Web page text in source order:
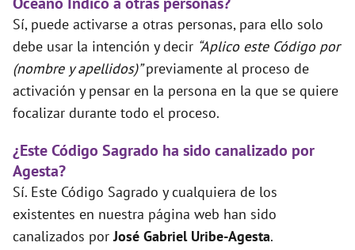
Sí, puede activarse a otras personas, para ello solo
debe usar la intención y decir “Aplico este Código por
(nombre y apellidos)”previamente al proceso de
activación y pensar en la persona en la que se quiere
focalizar durante todo el proceso.
¿Este Código Sagrado ha sido canalizado por
Agesta?
Sí. Este Código Sagrado y cualquiera de los
existentes en nuestra página web han sido
canalizados porJosé Gabriel Uribe-Agesta.